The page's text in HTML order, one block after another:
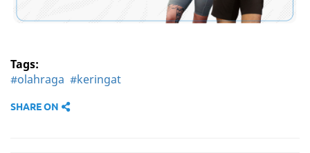
Tags:
#olahraga #keringat
SHARE ON